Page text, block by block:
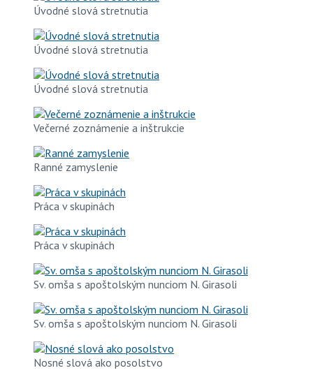
Úvodné slová stretnutia
Úvodné slová stretnutia
Úvodné slová stretnutia
Večerné zoznámenie a inštrukcie
Ranné zamyslenie
Práca v skupinách
Práca v skupinách
Sv. omša s apoštolským nunciom N. Girasoli
Sv. omša s apoštolským nunciom N. Girasoli
Nosné slová ako posolstvo